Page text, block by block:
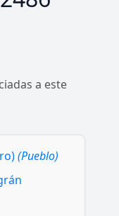
a este
(Pueblo)